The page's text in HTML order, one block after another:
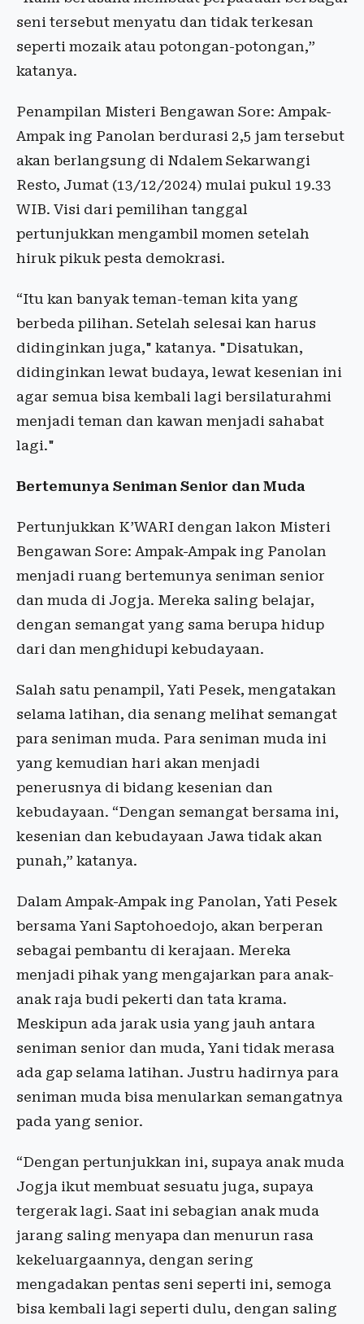
seni tersebut menyatu dan tidak terkesan
seperti mozaik atau potongan-potongan,”
katanya.
Penampilan Misteri Bengawan Sore: Ampak-
Ampak ing Panolan berdurasi 2,5 jam tersebut
akan berlangsung di Ndalem Sekarwangi
Resto, Jumat (13/12/2024) mulai pukul 19.33
WIB. Visi dari pemilihan tanggal
pertunjukkan mengambil momen setelah
hiruk pikuk pesta demokrasi.
“Itu kan banyak teman-teman kita yang
berbeda pilihan. Setelah selesai kan harus
didinginkan juga," katanya. "Disatukan,
didinginkan lewat budaya, lewat kesenian ini
agar semua bisa kembali lagi bersilaturahmi
menjadi teman dan kawan menjadi sahabat
lagi."
Bertemunya Seniman Senior dan Muda
Pertunjukkan K’WARI dengan lakon Misteri
Bengawan Sore: Ampak-Ampak ing Panolan
menjadi ruang bertemunya seniman senior
dan muda di Jogja. Mereka saling belajar,
dengan semangat yang sama berupa hidup
dari dan menghidupi kebudayaan.
Salah satu penampil, Yati Pesek, mengatakan
selama latihan, dia senang melihat semangat
para seniman muda. Para seniman muda ini
yang kemudian hari akan menjadi
penerusnya di bidang kesenian dan
kebudayaan. “Dengan semangat bersama ini,
kesenian dan kebudayaan Jawa tidak akan
punah,” katanya.
Dalam Ampak-Ampak ing Panolan, Yati Pesek
bersama Yani Saptohoedojo, akan berperan
sebagai pembantu di kerajaan. Mereka
menjadi pihak yang mengajarkan para anak-
anak raja budi pekerti dan tata krama.
Meskipun ada jarak usia yang jauh antara
seniman senior dan muda, Yani tidak merasa
ada gap selama latihan. Justru hadirnya para
seniman muda bisa menularkan semangatnya
pada yang senior.
“Dengan pertunjukkan ini, supaya anak muda
Jogja ikut membuat sesuatu juga, supaya
tergerak lagi. Saat ini sebagian anak muda
jarang saling menyapa dan menurun rasa
kekeluargaannya, dengan sering
mengadakan pentas seni seperti ini, semoga
bisa kembali lagi seperti dulu, dengan saling